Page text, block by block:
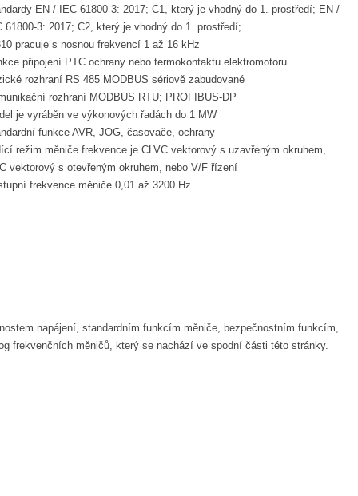
EN / IEC 61800-3: 2017; C1, který je vhodný do 1. prostředí; EN /
61800-3: 2017; C2, který je vhodný do 1. prostředí;
pracuje s nosnou frekvencí 1 až 16 kHz
připojení PTC ochrany nebo termokontaktu elektromotoru
rozhraní RS 485 MODBUS sériově zabudované
rozhraní MODBUS RTU; PROFIBUS-DP
je vyráběn ve výkonových řadách do 1 MW
funkce AVR, JOG, časovače, ochrany
režim měniče frekvence je CLVC vektorový s uzavřeným okruhem,
vektorový s otevřeným okruhem, nebo V/F řízení
frekvence měniče 0,01 až 3200 Hz
napájení, standardním funkcím měniče, bezpečnostním funkcím,
frekvenčních měničů, který se nachází ve spodní části této stránky.